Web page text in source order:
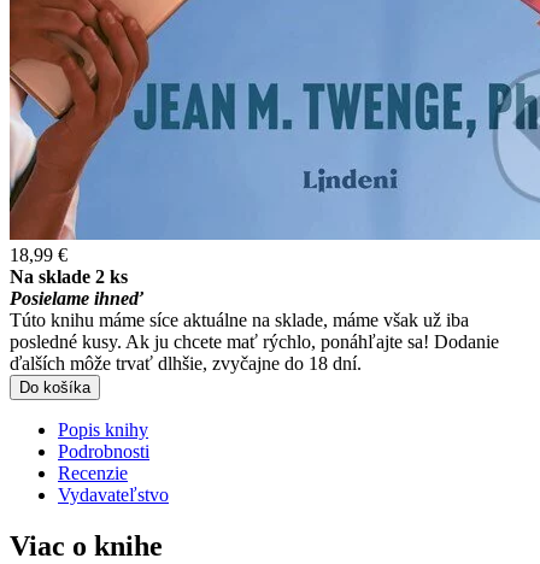
18,99 €
Na sklade 2 ks
Posielame ihneď
Túto knihu máme síce aktuálne na sklade, máme však už iba
posledné kusy. Ak ju chcete mať rýchlo, ponáhľajte sa! Dodanie
ďalších môže trvať dlhšie, zvyčajne do 18 dní.
Do košíka
Popis knihy
Podrobnosti
Recenzie
Vydavateľstvo
Viac o knihe